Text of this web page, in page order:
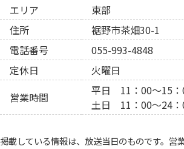
エリア
東部
住所
裾野市茶畑30-1
電話番号
055-993-4848
定休日
火曜日
営業時間
平日 11：00～15
土日 11：00～24：
掲載している情報は、放送当日のものです。営